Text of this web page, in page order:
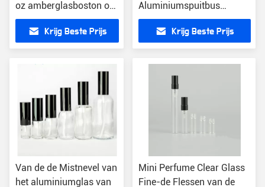
oz amberglasboston om
pomp van de flessen de
zwarte behandeling
Krijg Beste Prijs
Aluminiumspuitbus
Navulbare 40ml 60ml
100ml 120ml 2 Oz
Krijg Beste Prijs
Van de de Mistnevel van
het aluminiumglas van
Mini Perfume Clear Glass
Fine-de Flessen van de